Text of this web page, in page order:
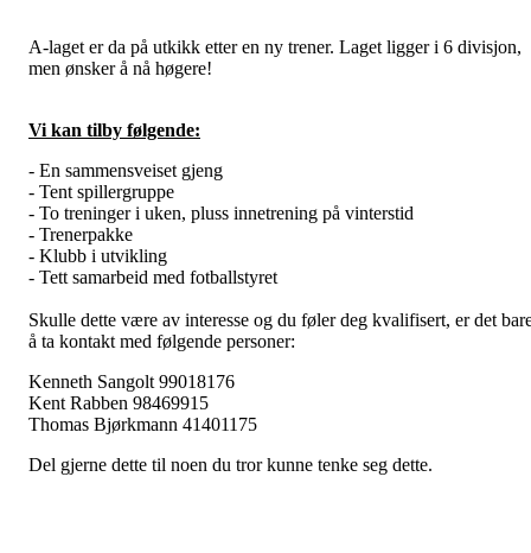
A-laget er da på utkikk etter en ny trener. Laget ligger i 6 divisjon,
men ønsker å nå høgere!
Vi kan tilby følgende:
- En sammensveiset gjeng
- Tent spillergruppe
- To treninger i uken, pluss innetrening på vinterstid
- Trenerpakke
- Klubb i utvikling
- Tett samarbeid med fotballstyret
Skulle dette være av interesse og du føler deg kvalifisert, er det
å ta kontakt med følgende personer:
Kenneth Sangolt 99018176
Kent Rabben 98469915
Thomas Bjørkmann 41401175
Del gjerne dette til noen du tror kunne tenke seg dette.